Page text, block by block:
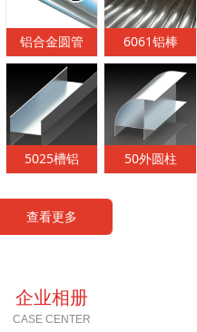
铝合金圆管 6061铝棒
5025槽铝 50外圆柱
查看更多
企业相册
CASE CENTER